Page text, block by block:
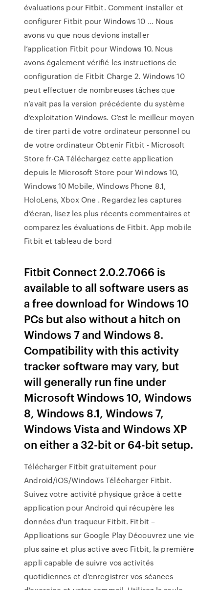
évaluations pour Fitbit. Comment installer et
configurer Fitbit pour Windows 10 ... Nous
avons vu que nous devions installer
l’application Fitbit pour Windows 10. Nous
avons également vérifié les instructions de
configuration de Fitbit Charge 2. Windows 10
peut effectuer de nombreuses tâches que
n’avait pas la version précédente du système
d’exploitation Windows. C’est le meilleur moyen
de tirer parti de votre ordinateur personnel ou
de votre ordinateur Obtenir Fitbit - Microsoft
Store fr-CA Téléchargez cette application
depuis le Microsoft Store pour Windows 10,
Windows 10 Mobile, Windows Phone 8.1,
HoloLens, Xbox One . Regardez les captures
d’écran, lisez les plus récents commentaires et
comparez les évaluations de Fitbit. App mobile
Fitbit et tableau de bord
Fitbit Connect 2.0.2.7066 is
available to all software users as
a free download for Windows 10
PCs but also without a hitch on
Windows 7 and Windows 8.
Compatibility with this activity
tracker software may vary, but
will generally run fine under
Microsoft Windows 10, Windows
8, Windows 8.1, Windows 7,
Windows Vista and Windows XP
on either a 32-bit or 64-bit setup.
Télécharger Fitbit gratuitement pour
Android/iOS/Windows Télécharger Fitbit.
Suivez votre activité physique grâce à cette
application pour Android qui récupère les
données d'un traqueur Fitbit. Fitbit –
Applications sur Google Play Découvrez une vie
plus saine et plus active avec Fitbit, la première
appli capable de suivre vos activités
quotidiennes et d'enregistrer vos séances